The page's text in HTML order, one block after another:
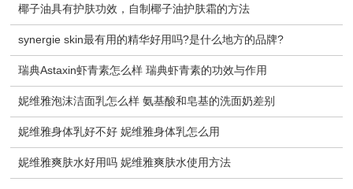
椰子油具有护肤功效，自制椰子油护肤霜的方法
synergie skin最有用的精华好用吗?是什么地方的品牌?
瑞典Astaxin虾青素怎么样 瑞典虾青素的功效与作用
妮维雅泡沫洁面乳怎么样 氨基酸和皂基的洗面奶差别
妮维雅身体乳好不好 妮维雅身体乳怎么用
妮维雅爽肤水好用吗 妮维雅爽肤水使用方法